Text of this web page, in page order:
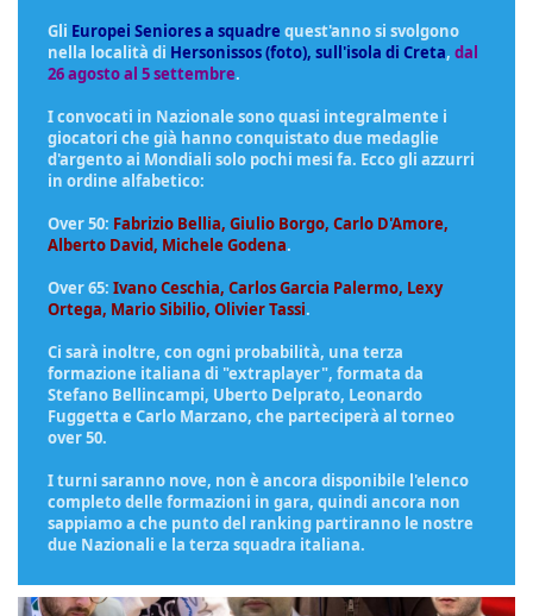
Gli Europei Seniores a squadre quest'anno si svolgono
nella località di Hersonissos (foto), sull'isola di Creta, dal
26 agosto al 5 settembre.
I convocati in Nazionale sono quasi integralmente i
giocatori che già hanno conquistato due medaglie
d'argento ai Mondiali solo pochi mesi fa. Ecco gli azzurri
in ordine alfabetico:
Over 50: Fabrizio Bellia, Giulio Borgo, Carlo D'Amore,
Alberto David, Michele Godena.
Over 65: Ivano Ceschia, Carlos Garcia Palermo, Lexy
Ortega, Mario Sibilio, Olivier Tassi.
Ci sarà inoltre, con ogni probabilità, una terza
formazione italiana di "extraplayer", formata da
Stefano Bellincampi, Uberto Delprato, Leonardo
Fuggetta e Carlo Marzano, che parteciperà al torneo
over 50.
I turni saranno nove, non è ancora disponibile l'elenco
completo delle formazioni in gara, quindi ancora non
sappiamo a che punto del ranking partiranno le nostre
due Nazionali e la terza squadra italiana.